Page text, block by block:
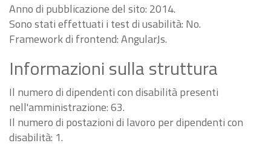
Anno di pubblicazione del sito: 2014.
Sono stati effettuati i test di usabilità: No.
Framework di frontend: AngularJs.
Informazioni sulla struttura
Il numero di dipendenti con disabilità presenti
nell'amministrazione: 63.
Il numero di postazioni di lavoro per dipendenti con
disabilità: 1.